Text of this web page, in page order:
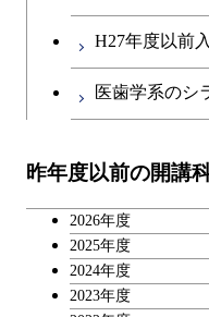
イノベ
技術経
開閉
専門科
第二外
キャリ
H27年度以前
医歯学系のシ
昨年度以前の開講
2026年度
2025年度
2024年度
2023年度